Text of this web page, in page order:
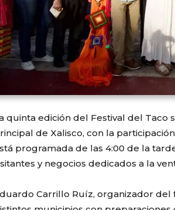
quinta edición del Festival del Taco
de Xalisco, con la
programada de las 4:00 de la
y negocios dedicados a la
Carrillo Ruíz, organizador